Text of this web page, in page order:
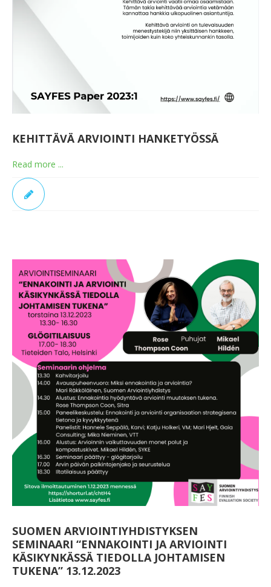
KEHITTÄVÄ ARVIOINTI HANKETYÖSSÄ
Read more ...
SUOMEN ARVIOINTIYHDISTYKSEN
SEMINAARI “ENNAKOINTI JA ARVIOINTI
KÄSIKYNKÄSSÄ TIEDOLLA JOHTAMISEN
TUKENA” 13.12.2023